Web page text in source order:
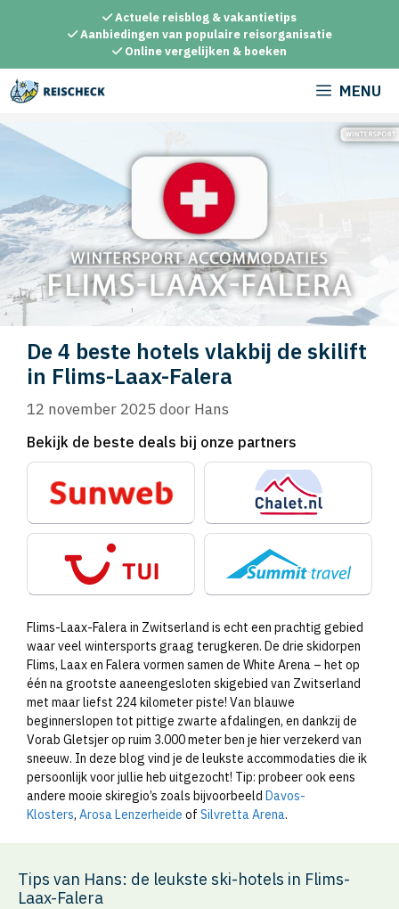
inhoud
Actuele reisblog & vakantietips
Aanbiedingen van populaire reisorganisatie
Online vergelijken & boeken
MENU
De 4 beste hotels vlakbij de skilift
in Flims-Laax-Falera
12 november 2025 door Hans
Bekijk de beste deals bij onze partners
Flims-Laax-Falera in Zwitserland is echt een prachtig gebied
waar veel wintersports graag terugkeren. De drie skidorpen
Flims, Laax en Falera vormen samen de White Arena – het op
één na grootste aaneengesloten skigebied van Zwitserland
met maar liefst 224 kilometer piste! Van blauwe
beginnerslopen tot pittige zwarte afdalingen, en dankzij de
Vorab Gletsjer op ruim 3.000 meter ben je hier verzekerd van
sneeuw. In deze blog vind je de leukste accommodaties die ik
persoonlijk voor jullie heb uitgezocht! Tip: probeer ook eens
andere mooie skiregio’s zoals bijvoorbeeld Davos-
Klosters, Arosa Lenzerheide of Silvretta Arena.
Tips van Hans: de leukste ski-hotels in Flims-
Laax-Falera